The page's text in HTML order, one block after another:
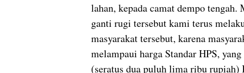
lahan, kepada camat dempo
ganti rugi tersebut kami terus
masyarakat tersebut, karena
melampaui harga Standar HPS,
(seratus dua puluh lima ribu rupiah)